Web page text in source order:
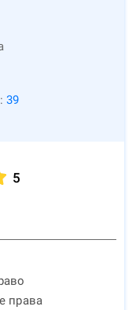
39
5
права